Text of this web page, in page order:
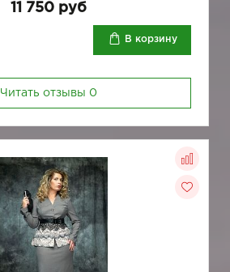
11 750 руб
В корзину
Читать отзывы 0